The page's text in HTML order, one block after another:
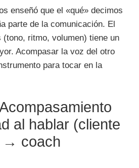
enseñó que el «qué» decimos
parte de la comunicación. El
(tono, ritmo, volumen) tiene un
Acompasar la voz del otro
para tocar en la
al hablar (cliente
→ coach